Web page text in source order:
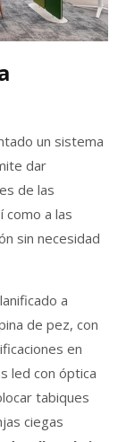
un sistema
dar
de las
como a las
sin necesidad
a
de pez, con
en
led con óptica
tabiques
ciegas